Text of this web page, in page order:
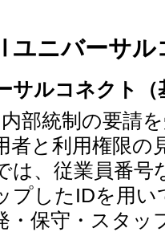
ユニバーサル
サルコネクト（
部統制の要請
者と利用権限
は、従業員番号
プしたIDを用
・保守・スタッ